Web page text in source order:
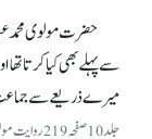
حضرت مولوی محمد
سے پہلے بھی کیا کرتا
میرے ذریعے سے
جلد 10صفحہ219روایت مولوی محمد عبداللہ صاحبؓ)